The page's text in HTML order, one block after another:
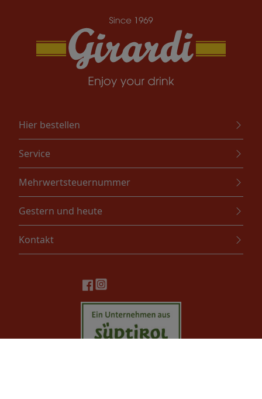
Hier bestellen
Service
Mehrwertsteuernummer
Gestern und heute
Kontakt